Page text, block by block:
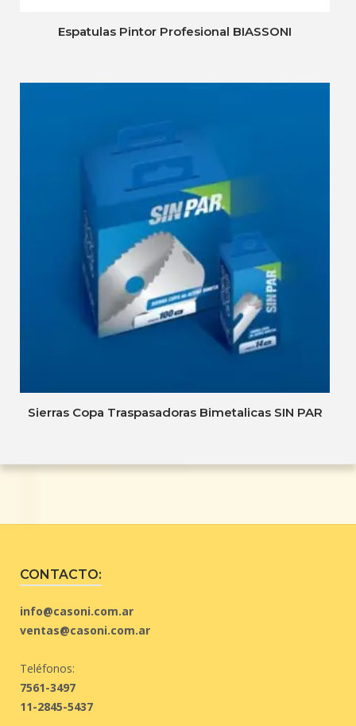
Espatulas Pintor Profesional BIASSONI
Sierras Copa Traspasadoras Bimetalicas SIN PAR
CONTACTO:
info@casoni.com.ar
ventas@casoni.com.ar
Teléfonos:
7561-3497
11-2845-5437